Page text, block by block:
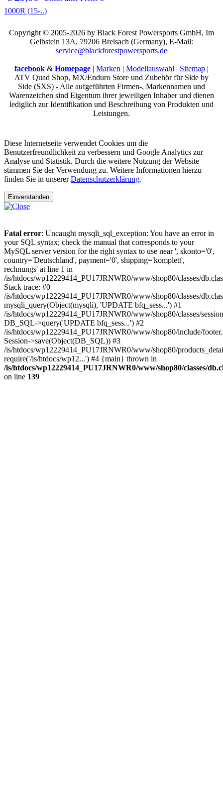
1000R (15-..)
Copyright © 2005-2026 by Black Forest Powersports GmbH, Im
Gelbstein 13A, 79206 Breisach (Germany), E-Mail:
service@blackforestpowersports.de
facebook & Homepage | Marken | Modellauswahl | Sitemap |
ATV Quad Shop, MX/Enduro Store und Zubehör für Side by
Side (SXS) - Alle aufgeführten Firmen-, Markennamen und
Warenzeichen sind Eigentum ihrer jeweiligen Inhaber und dienen
lediglich zur Identifikation und Beschreibung von Produkten und
Leistungen.
Diese Internetseite verwendet Cookies um die
Benutzerfreundlichkeit zu verbessern und Google Analytics zur
Analyse und Statistik. Durch die weitere Nutzung der Website
stimmen Sie der Verwendung zu. Weitere Informationen hierzu
finden Sie in unsererDatenschutzerklärung.
Einverstanden
Fatal error: Uncaught mysqli_sql_exception: You have an error in
your SQL syntax; check the manual that corresponds to your
MySQL server version for the right syntax to use near ', skonto='0',
country='Deutschland', payment='0', shipping='komplett',
rechnungs' at line 1 in
/is/htdocs/wp12229414_PU17JRNWR0/www/shop80/classes/
Stack trace: #0
/is/htdocs/wp12229414_PU17JRNWR0/www/shop80/classes/
mysqli_query(Object(mysqli), 'UPDATE bfq_sess...') #1
/is/htdocs/wp12229414_PU17JRNWR0/www/shop80/classes/
DB_SQL->query('UPDATE bfq_sess...') #2
/is/htdocs/wp12229414_PU17JRNWR0/www/shop80/include/
Session->save(Object(DB_SQL)) #3
/is/htdocs/wp12229414_PU17JRNWR0/www/shop80/
require('/is/htdocs/wp12...') #4 {main} thrown in
/is/htdocs/wp12229414_PU17JRNWR0/www/shop80/classes/
on line 139